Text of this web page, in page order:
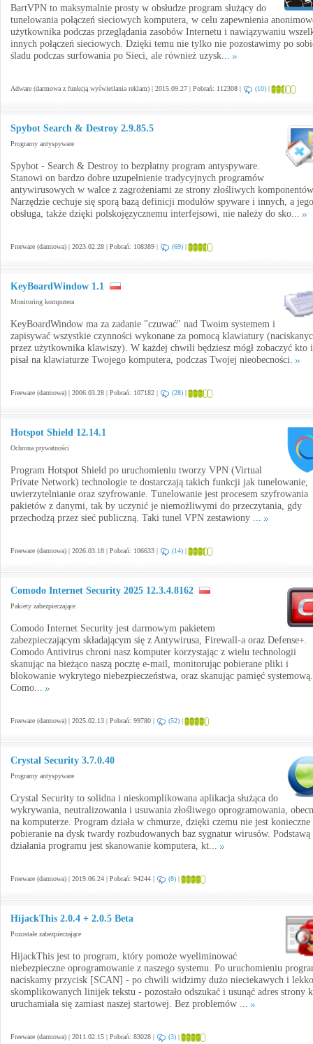
BartVPN to maksymalnie prosty w obsłudze program służący do
tunelowania połączeń sieciowych komputera, w celu zapewnienia
użytkownika podczas przeglądania zasobów Internetu i nawiązywaniu
innych połączeń sieciowych. Dzięki temu nie tylko nie pozostawimy po
śladu podczas surfowania po Sieci, ale również uzysk...
Adware (darmowa z funkcją wyświetlania reklam) | 2015.09.27 | Pobrań: 112308 | (10) |
Spybot Search & Destroy 2.9.85.5
Programy antyspyware
Spybot - Search & Destroy to bezpłatny program antyspyware.
Stanowi on bardzo dobre uzupełnienie tradycyjnych programów
antywirusowych w walce z zagrożeniami ze strony złośliwych
Narzędzie cechuje się sporą bazą definicji modułów spyware i innych, a jego
obsługa, także dzięki polskojęzycznemu interfejsowi, nie należy do sko...
Freeware (darmowa) | 2023.02.28 | Pobrań: 108389 | (69) |
KeyBoardWindow 1.1
Monitoring komputera
KeyBoardWindow ma za zadanie "czuwać" nad Twoim systemem i
zapisywać wszystkie czynności wykonane za pomocą klawiatury
przez użytkownika klawiszy). W każdej chwili będziesz mógł zobaczyć kto
pisał na klawiaturze Twojego komputera, podczas Twojej nieobecności.
Freeware (darmowa) | 2006.03.28 | Pobrań: 107182 | (28) |
Hotspot Shield 12.14.1
Ochrona prywatności
Program Hotspot Shield po uruchomieniu tworzy VPN (Virtual
Private Network) technologie te dostarczają takich funkcji jak tunelowanie,
uwierzytelnianie oraz szyfrowanie. Tunelowanie jest procesem szyfrowania
pakietów z danymi, tak by uczynić je niemożliwymi do przeczytania, gdy
przechodzą przez sieć publiczną. Taki tunel VPN zestawiony ...
Freeware (darmowa) | 2026.03.18 | Pobrań: 106633 | (14) |
Comodo Internet Security 2025 12.3.4.8162
Pakiety zabezpieczające
Comodo Internet Security jest darmowym pakietem
zabezpieczającym składającym się z Antywirusa, Firewall-a oraz Defense+.
Comodo Antivirus chroni nasz komputer korzystając z wielu technologii
skanując na bieżąco naszą pocztę e-mail, monitorując pobierane pliki i
blokowanie wykrytego niebezpieczeństwa, oraz skanując pamięć systemową.
Como...
Freeware (darmowa) | 2025.02.13 | Pobrań: 99780 | (52) |
Crystal Security 3.7.0.40
Programy antyspyware
Crystal Security to solidna i nieskomplikowana aplikacja służąca do
wykrywania, neutralizowania i usuwania złośliwego oprogramowania,
na komputerze. Program działa w chmurze, dzięki czemu nie jest konieczne
pobieranie na dysk twardy rozbudowanych baz sygnatur wirusów. Podstawą
działania programu jest skanowanie komputera, kt...
Freeware (darmowa) | 2019.06.24 | Pobrań: 94244 | (8) |
HijackThis 2.0.4 + 2.0.5 Beta
Pozostałe zabezpieczające
HijackThis jest to program, który pomoże wyeliminować
niebezpieczne oprogramowanie z naszego systemu. Po uruchomieniu
naciskamy przycisk [SCAN] - po chwili widzimy dużo nieciekawych i lekko
skomplikowanych linijek tekstu - pozostało odszukać i usunąć adres strony
uruchamiała się zamiast naszej startowej. Bez problemów ...
Freeware (darmowa) | 2011.02.15 | Pobrań: 83028 | (3) |